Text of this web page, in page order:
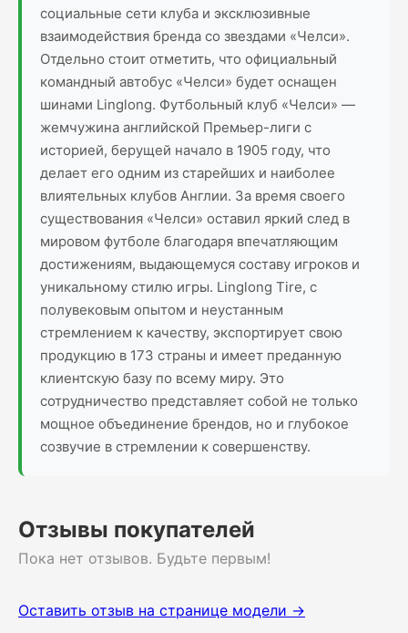
социальные сети клуба и эксклюзивные
взаимодействия бренда со звездами «Челси».
Отдельно стоит отметить, что официальный
командный автобус «Челси» будет оснащен
шинами Linglong. Футбольный клуб «Челси» —
жемчужина английской Премьер-лиги с
историей, берущей начало в 1905 году, что
делает его одним из старейших и наиболее
влиятельных клубов Англии. За время своего
существования «Челси» оставил яркий след в
мировом футболе благодаря впечатляющим
достижениям, выдающемуся составу игроков и
уникальному стилю игры. Linglong Tire, с
полувековым опытом и неустанным
стремлением к качеству, экспортирует свою
продукцию в 173 страны и имеет преданную
клиентскую базу по всему миру. Это
сотрудничество представляет собой не только
мощное объединение брендов, но и глубокое
созвучие в стремлении к совершенству.
Отзывы покупателей
Пока нет отзывов. Будьте первым!
Оставить отзыв на странице модели →